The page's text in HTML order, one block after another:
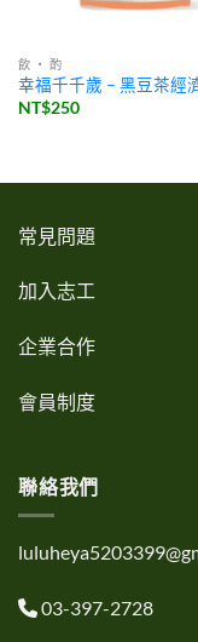
飲 ・ 酌
幸福千千歲 – 黑豆茶經
NT$250
常見問題
加入志工
企業合作
會員制度
聯絡我們
03-397-2728